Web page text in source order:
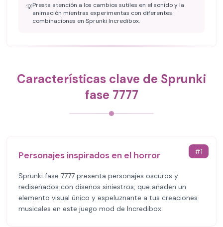
💡Presta atención a los cambios sutiles en el sonido y la
animación mientras experimentas con diferentes
combinaciones en Sprunki Incredibox.
Características clave de Sprunki
fase 7777
#1
Personajes inspirados en el horror
Sprunki fase 7777 presenta personajes oscuros y
rediseñados con diseños siniestros, que añaden un
elemento visual único y espeluznante a tus creaciones
musicales en este juego mod de Incredibox.